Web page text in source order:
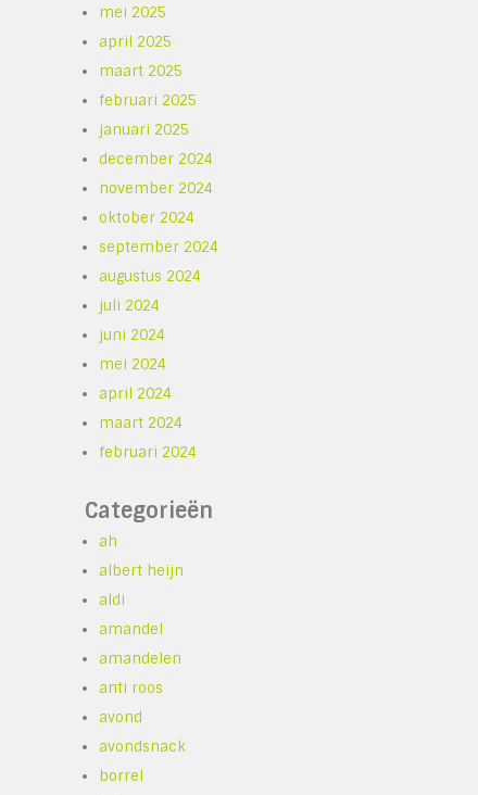
mei 2025
april 2025
maart 2025
februari 2025
januari 2025
december 2024
november 2024
oktober 2024
september 2024
augustus 2024
juli 2024
juni 2024
mei 2024
april 2024
maart 2024
februari 2024
Categorieën
ah
albert heijn
aldi
amandel
amandelen
anti roos
avond
avondsnack
borrel